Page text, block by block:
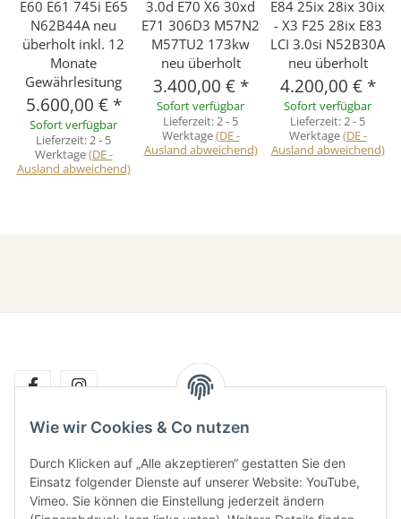
E60 E61 745i E65
N62B44A neu
überholt inkl. 12
Monate
Gewährlesitung
5.600,00 € *
Sofort verfügbar
Lieferzeit:2 - 5
Werktage(DE -
Ausland abweichend)
3.0d E70 X6 30xd
E71 306D3 M57N2
M57TU2 173kw
neu überholt
3.400,00 € *
Sofort verfügbar
Lieferzeit:2 - 5
Werktage(DE -
Ausland abweichend)
E84 25ix 28ix 30ix
- X3 F25 28ix E83
LCI 3.0si N52B30A
neu überholt
4.200,00 € *
Sofort verfügbar
Lieferzeit:2 - 5
Werktage(DE -
Ausland abweichend)
Informationen
Wie wir Cookies & Co nutzen
Durch Klicken auf „Alle akzeptieren“ gestatten Sie den
Einsatz folgender Dienste auf unserer Website: YouTube,
Vimeo. Sie können die Einstellung jederzeit ändern